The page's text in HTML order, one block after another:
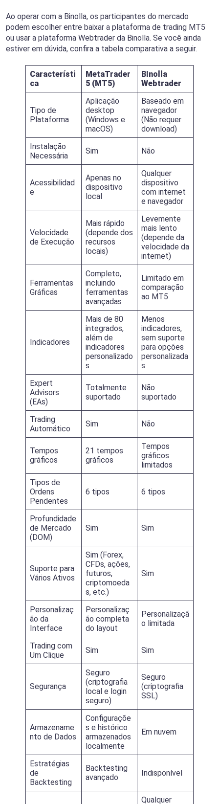
Ao operar com a Binolla, os participantes do mercado
podem escolher entre baixar a plataforma de trading MT5
ou usar a plataforma Webtrader da Binolla. Se você ainda
estiver em dúvida, confira a tabela comparativa a seguir.
Característi
ca
MetaTrader
5 (MT5)
BInolla
Webtrader
Tipo de
Plataforma
Aplicação
desktop
(Windows e
macOS)
Baseado em
navegador
(Não requer
download)
Instalação
Necessária
Sim Não
Acessibilidad
e
Apenas no
dispositivo
local
Qualquer
dispositivo
com internet
e navegador
Velocidade
de Execução
Mais rápido
(depende dos
recursos
locais)
Levemente
mais lento
(depende da
velocidade da
internet)
Ferramentas
Gráficas
Completo,
incluindo
ferramentas
avançadas
Limitado em
comparação
ao MT5
Indicadores
Mais de 80
integrados,
além de
indicadores
personalizado
s
Menos
indicadores,
sem suporte
para opções
personalizada
s
Expert
Advisors
(EAs)
Totalmente
suportado
Não
suportado
Trading
Automático
Sim Não
Tempos
gráficos
21 tempos
gráficos
Tempos
gráficos
limitados
Tipos de
Ordens
Pendentes
6 tipos 6 tipos
Profundidade
de Mercado
(DOM)
Sim Sim
Suporte para
Vários Ativos
Sim (Forex,
CFDs, ações,
futuros,
criptomoeda
s, etc.)
Sim
Personalizaç
ão da
Interface
Personalizaç
ão completa
do layout
Personalizaçã
o limitada
Trading com
Um Clique
Sim Sim
Segurança
Seguro
(criptografia
local e login
seguro)
Seguro
(criptografia
SSL)
Armazename
nto de Dados
Configuraçõe
s e histórico
armazenados
localmente
Em nuvem
Estratégias
de
Backtesting
Backtesting
avançado
Indisponível
Qualquer